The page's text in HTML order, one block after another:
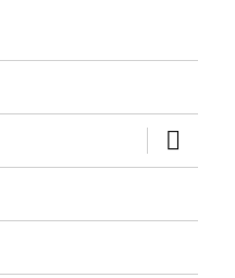
öffnen